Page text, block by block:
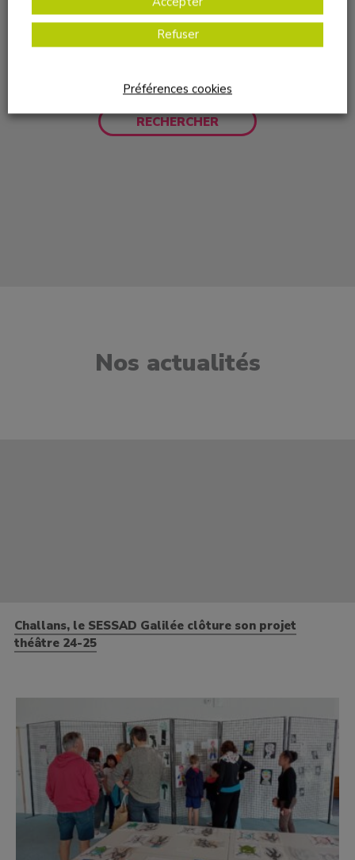
Nos actualités
Challans, le SESSAD Galilée clôture son projet
théâtre 24-25
Refuser
Préférences cookies